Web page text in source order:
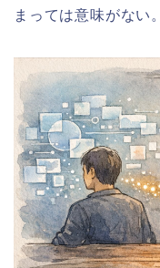
まっては意味がない。